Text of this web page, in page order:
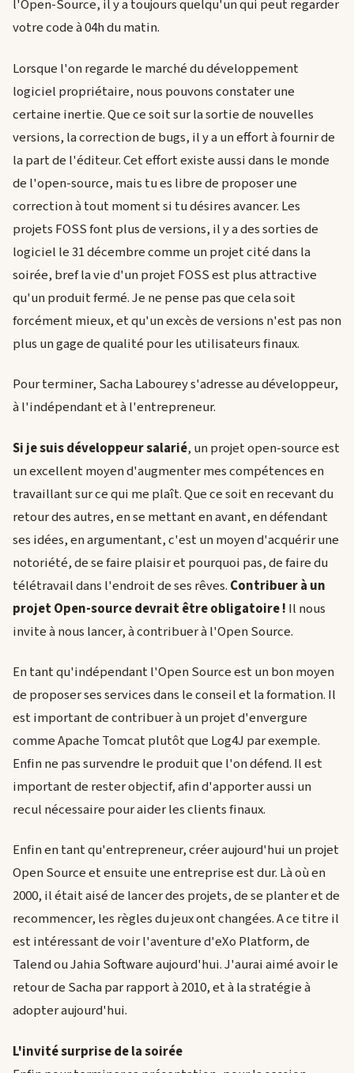
l'Open-Source, il y a toujours quelqu'un qui peut regarder
votre code à 04h du matin.
Lorsque l'on regarde le marché du développement
logiciel propriétaire, nous pouvons constater une
certaine inertie. Que ce soit sur la sortie de nouvelles
versions, la correction de bugs, il y a un effort à fournir de
la part de l'éditeur. Cet effort existe aussi dans le monde
de l'open-source, mais tu es libre de proposer une
correction à tout moment si tu désires avancer. Les
projets FOSS font plus de versions, il y a des sorties de
logiciel le 31 décembre comme un projet cité dans la
soirée, bref la vie d'un projet FOSS est plus attractive
qu'un produit fermé. Je ne pense pas que cela soit
forcément mieux, et qu'un excès de versions n'est pas non
plus un gage de qualité pour les utilisateurs finaux.
Pour terminer, Sacha Labourey s'adresse au développeur,
à l'indépendant et à l'entrepreneur.
Si je suis développeur salarié, un projet open-source est
un excellent moyen d'augmenter mes compétences en
travaillant sur ce qui me plaît. Que ce soit en recevant du
retour des autres, en se mettant en avant, en défendant
ses idées, en argumentant, c'est un moyen d'acquérir une
notoriété, de se faire plaisir et pourquoi pas, de faire du
télétravail dans l'endroit de ses rêves. Contribuer à un
projet Open-source devrait être obligatoire ! Il nous
invite à nous lancer, à contribuer à l'Open Source.
En tant qu'indépendant l'Open Source est un bon moyen
de proposer ses services dans le conseil et la formation. Il
est important de contribuer à un projet d'envergure
comme Apache Tomcat plutôt que Log4J par exemple.
Enfin ne pas survendre le produit que l'on défend. Il est
important de rester objectif, afin d'apporter aussi un
recul nécessaire pour aider les clients finaux.
Enfin en tant qu'entrepreneur, créer aujourd'hui un projet
Open Source et ensuite une entreprise est dur. Là où en
2000, il était aisé de lancer des projets, de se planter et de
recommencer, les règles du jeux ont changées. A ce titre il
est intéressant de voir l'aventure d'eXo Platform, de
Talend ou Jahia Software aujourd'hui. J'aurai aimé avoir le
retour de Sacha par rapport à 2010, et à la stratégie à
adopter aujourd'hui.
L'invité surprise de la soirée